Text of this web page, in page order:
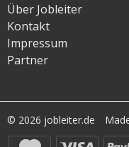
Über Jobleiter
Kontakt
Impressum
Partner
© 2026 jobleiter.de